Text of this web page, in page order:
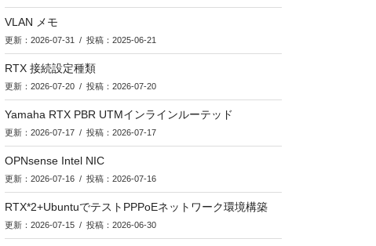
VLAN メモ
更新：2026-07-31 / 投稿：2025-06-21
RTX 接続設定種類
更新：2026-07-20 / 投稿：2026-07-20
Yamaha RTX PBR UTMインラインルーテッド
更新：2026-07-17 / 投稿：2026-07-17
OPNsense Intel NIC
更新：2026-07-16 / 投稿：2026-07-16
RTX*2+UbuntuでテストPPPoEネットワーク環境構築
更新：2026-07-15 / 投稿：2026-06-30